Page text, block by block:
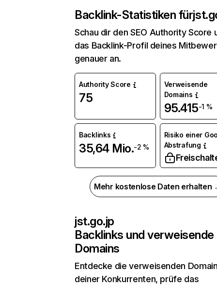
Backlink-Statistiken für
Schau dir den SEO Authority Score
das Backlink-Profil deines
genauer an.
Authority Score
75
Verweisende
Domains
95.415-1 %
Backlinks
35,64 Mio.-2 %
Risiko einer
Abstrafung
Mehr kostenlose Daten erhalten
jst.go.jp
Backlinks und verweisende
Domains
Entdecke die verweisenden
deiner Konkurrenten, prüfe das